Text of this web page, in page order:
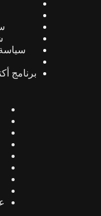
سياسة
برنامج